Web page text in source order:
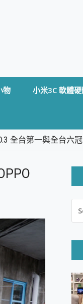
物 小米3C 軟體
全台第一與全台六
評測
雲端攝影機
，AI輕薄商務筆電
影像、持久續航與
藍寶石鏡頭貼與軍
箱 評測
限定版本 開箱 評測
隨身碟或SD卡
析 × 年末優惠，一
2 幻彩膠囊投影